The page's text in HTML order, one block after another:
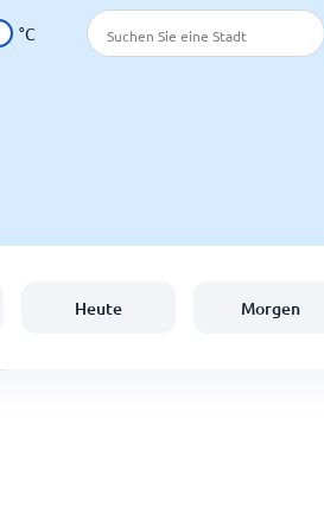
°C
Heute Morgen